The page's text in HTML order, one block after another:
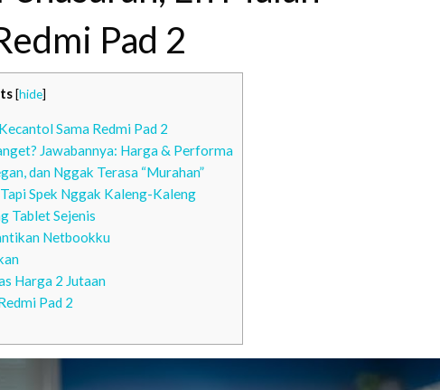
Pad 2
[hide]
Sama Redmi Pad 2
Jawabannya: Harga & Performa
dan Nggak Terasa “Murahan”
Spek Nggak Kaleng-Kaleng
Tablet Sejenis
Netbookku
Harga 2 Jutaan
Pad 2